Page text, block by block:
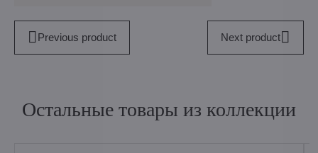
Previous product Next product
Остальные товары из коллекции